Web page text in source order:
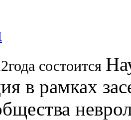
состоится
в рамках